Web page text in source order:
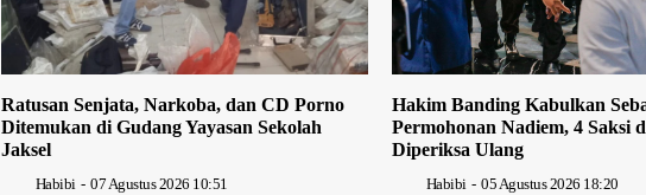
Ratusan Senjata, Narkoba, dan CD Porno
Ditemukan di Gudang Yayasan Sekolah
Jaksel
Habibi - 07 Agustus 2026 10:51
Hakim Banding Kabulkan
Permohonan Nadiem, 4 Saksi
Diperiksa Ulang
Habibi - 05 Agustus 2026 18:20